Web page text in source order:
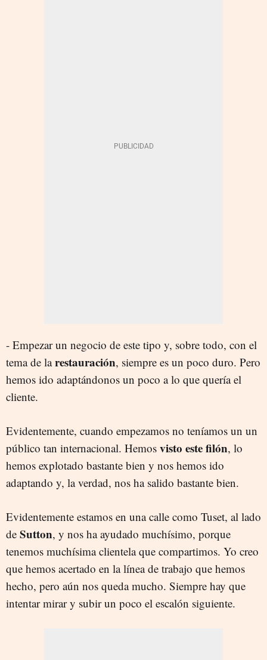
- Empezar un negocio de este tipo y, sobre todo, con el
tema de larestauración, siempre es un poco duro. Pero
hemos ido adaptándonos un poco a lo que quería el
cliente.
Evidentemente, cuando empezamos no teníamos un un
público tan internacional. Hemos visto este filón, lo
hemos explotado bastante bien y nos hemos ido
adaptando y, la verdad, nos ha salido bastante bien.
Evidentemente estamos en una calle como Tuset, al lado
de Sutton, y nos ha ayudado muchísimo, porque
tenemos muchísima clientela que compartimos. Yo creo
que hemos acertado en la línea de trabajo que hemos
hecho, pero aún nos queda mucho. Siempre hay que
intentar mirar y subir un poco el escalón siguiente.